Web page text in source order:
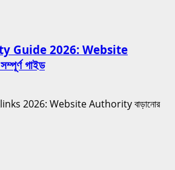
Guide 2026: Website
গাইড